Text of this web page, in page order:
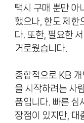
택시 구매 뿐만 아
했으나, 한도 제한
다. 또한, 필요한
거로웠습니다.
종합적으로 KB
을 시작하려는 사
품입니다. 빠른 심
장점이 있지만, 대